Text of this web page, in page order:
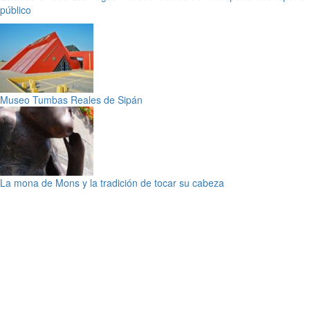
público
Museo Tumbas Reales de Sipán
La mona de Mons y la tradición de tocar su cabeza